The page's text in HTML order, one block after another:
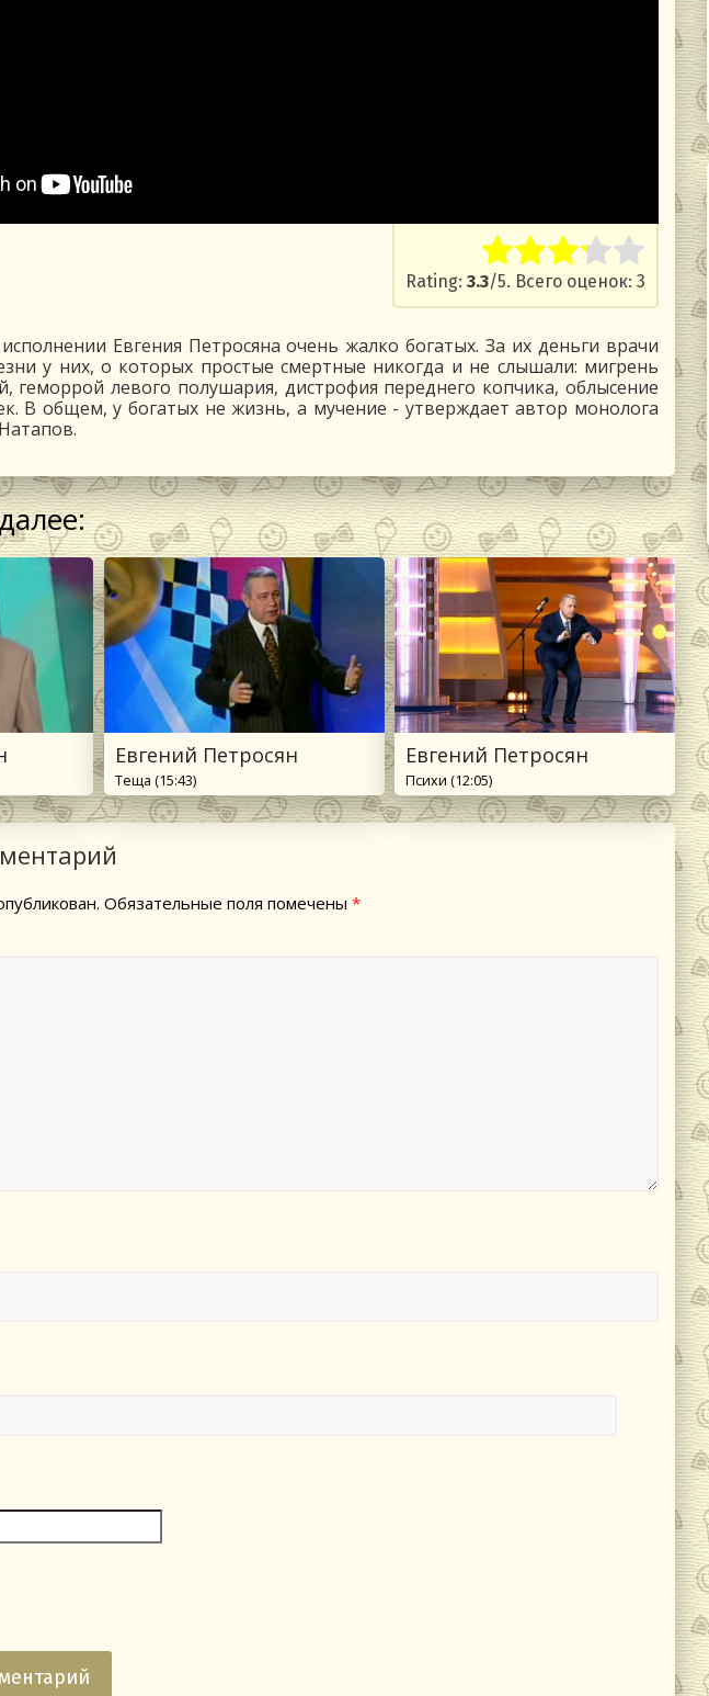
Rate this item:
Submit Rating
Rating: 3.3/5. Всего оценок: 3
Евгения Петросяна очень жалко богатых. За их деньги врачи
у них, о которых простые смертные никогда и не слышали: мигрень
геморрой левого полушария, дистрофия переднего копчика, облысение
В общем, у богатых не жизнь, а мучение - утверждает автор монолога
Евгений Петросян
Теща (15:43)
Евгений Петросян
Психи (12:05)
Обязательные поля помечены *